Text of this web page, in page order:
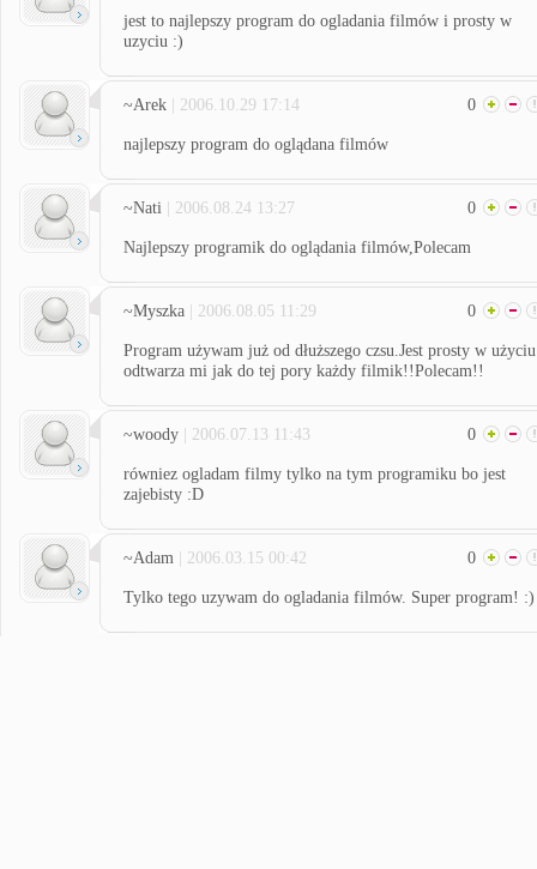
jest to najlepszy program do ogladania filmów i prosty w
uzyciu :)
~Arek | 2006.10.29 17:14 0
najlepszy program do oglądana filmów
~Nati | 2006.08.24 13:27 0
Najlepszy programik do oglądania filmów,Polecam
~Myszka | 2006.08.05 11:29 0
Program używam już od dłuższego czsu.Jest prosty w
odtwarza mi jak do tej pory każdy filmik!!Polecam!!
~woody | 2006.07.13 11:43 0
równiez ogladam filmy tylko na tym programiku bo jest
zajebisty :D
~Adam | 2006.03.15 00:42 0
Tylko tego uzywam do ogladania filmów. Super program! :)